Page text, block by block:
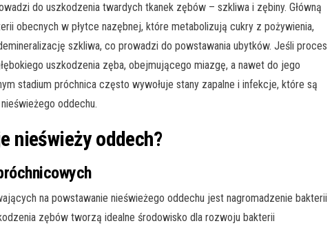
do uszkodzenia twardych tkanek zębów – szkliwa i zębiny. Główną
obecnych w płytce nazębnej, które metabolizują cukry z pożywienia,
szkliwa, co prowadzi do powstawania ubytków. Jeśli proces
uszkodzenia zęba, obejmującego miazgę, a nawet do jego
stadium próchnica często wywołuje stany zapalne i infekcje, które są
oddechu.
nieświeży oddech?
na powstawanie nieświeżego oddechu jest nagromadzenie bakterii
zębów tworzą idealne środowisko dla rozwoju bakterii